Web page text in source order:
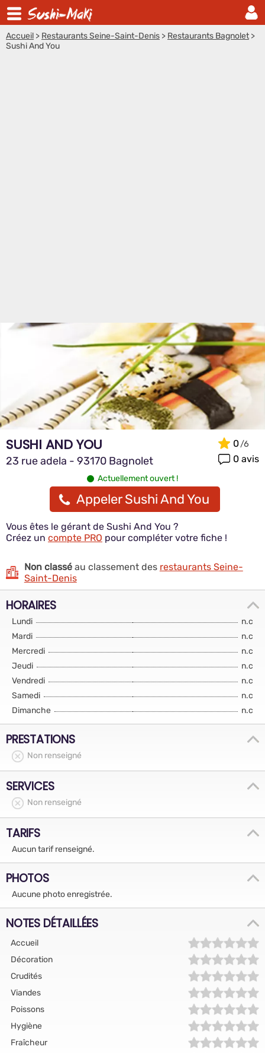
Accueil > Restaurants Seine-Saint-Denis > Restaurants Bagnolet>
Sushi And You
SUSHI AND YOU
23 rue adela - 93170 Bagnolet
0
0 avis
Actuellement ouvert !
Appeler Sushi And You
Vous êtes le gérant de Sushi And You ?
Créez un compte PRO pour compléter votre fiche !
Non classéau classement des restaurants Seine-
Saint-Denis
HORAIRES
Lundi
n.c
Mardi
n.c
Mercredi
n.c
Jeudi
n.c
Vendredi
n.c
Samedi
n.c
Dimanche
n.c
PRESTATIONS
Non renseigné
SERVICES
Non renseigné
TARIFS
Aucun tarif renseigné.
PHOTOS
Aucune photo enregistrée.
NOTES DÉTAILLÉES
Accueil
Décoration
Crudités
Viandes
Poissons
Hygiène
Fraîcheur